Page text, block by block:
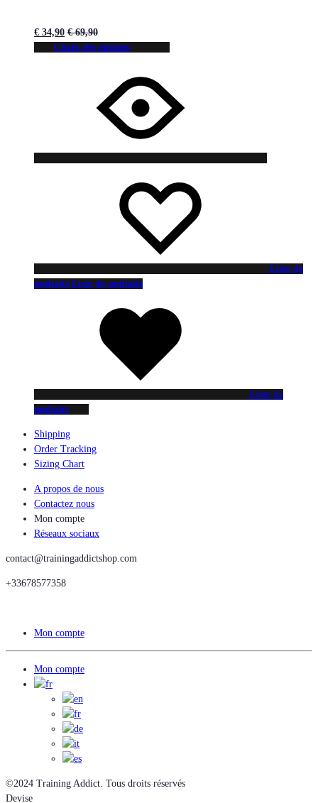
€ 34,90 €69,90
Choix des options
Liste de
souhaits Liste de souhaits
Liste de
souhaits
Shipping
Order Tracking
Sizing Chart
A propos de nous
Contactez nous
Mon compte
Réseaux sociaux
contact@trainingaddictshop.com
+33678577358
Mon compte
Mon compte
©2024 Training Addict. Tous droits réservés
Devise